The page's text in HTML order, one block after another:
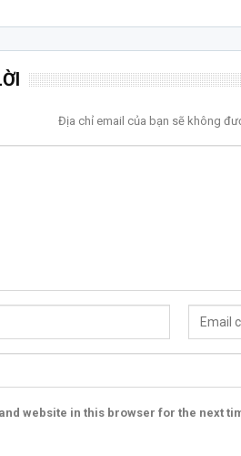
Địa chỉ email của bạn sẽ không
website in this browser for the next